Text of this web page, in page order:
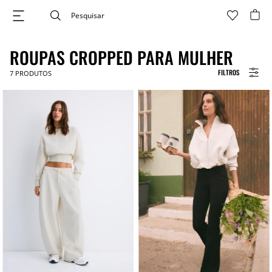
FILTROS
ROUPAS CROPPED PARA MULHER
7 PRODUTOS